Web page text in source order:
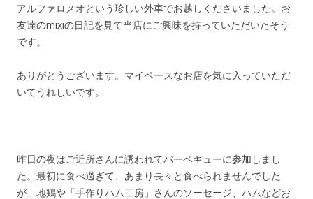
アルファロメオという珍しい外車でお越しくださいました。お
友達のmixiの日記を見て当店にご興味を持っていただいたそう
です。
ありがとうございます。マイペースなお店を気に入っていただ
いてうれしいです。
昨日の夜はご近所さんに誘われてバーベキューに参加しまし
た。最初に食べ過ぎて、あまり長々と食べられませんでした
が、地鶏や「手作りハム工房」さんのソーセージ、ハムなどお